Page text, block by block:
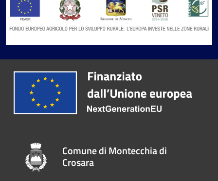
Comune di Montecchia di
Crosara